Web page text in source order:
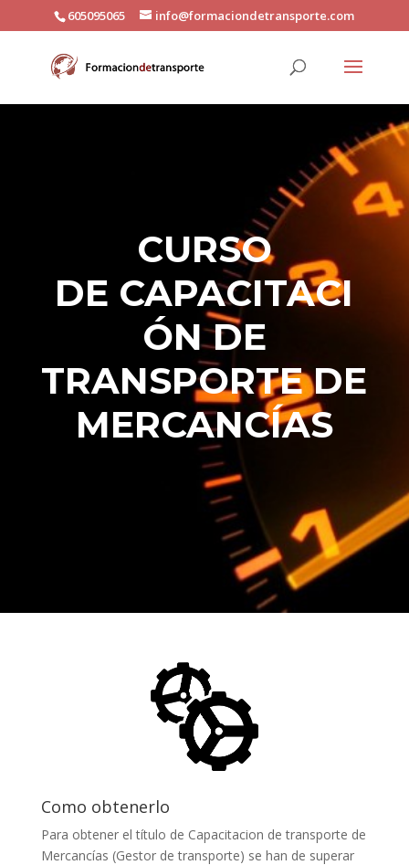
605095065 info@formaciondetransporte.com
CURSO
DE CAPACITACI
ÓN DE
TRANSPORTE DE
MERCANCÍAS
Como obtenerlo
Para obtener el título de Capacitacion de transporte de
Mercancías (Gestor de transporte) se han de superar